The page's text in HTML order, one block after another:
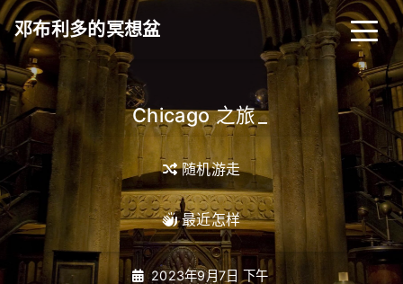
邓布利多的冥想盆
Chicago 之旅_
随机游走
最近怎样
2023年9月7日 下午